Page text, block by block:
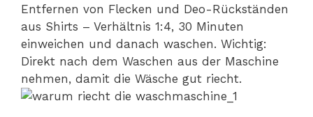
Entfernen von Flecken und Deo-Rückständen
aus Shirts – Verhältnis 1:4, 30 Minuten
einweichen und danach waschen. Wichtig:
Direkt nach dem Waschen aus der Maschine
nehmen, damit die Wäsche gut riecht.